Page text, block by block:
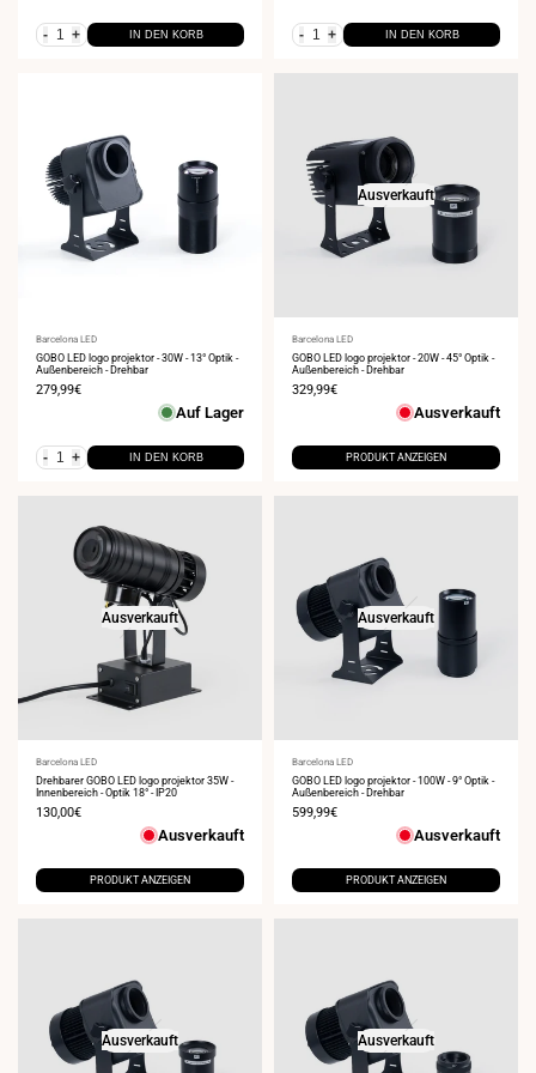
- + IN DEN KORB - + IN DEN KORB
Anbieter:
Barcelona LED
GOBO LED logo projektor - 30W - 13° Optik -
Außenbereich - Drehbar
Verkaufspreis
279,99€
Auf Lager
- + IN DEN KORB
Ausverkauft
Anbieter:
Barcelona LED
GOBO LED logo projektor - 20W - 45° Optik -
Außenbereich - Drehbar
Verkaufspreis
329,99€
Ausverkauft
PRODUKT ANZEIGEN
Ausverkauft
Anbieter:
Barcelona LED
Drehbarer GOBO LED logo projektor 35W -
Innenbereich - Optik 18° - IP20
Verkaufspreis
130,00€
Ausverkauft
PRODUKT ANZEIGEN
Ausverkauft
Anbieter:
Barcelona LED
GOBO LED logo projektor - 100W - 9° Optik -
Außenbereich - Drehbar
Verkaufspreis
599,99€
Ausverkauft
PRODUKT ANZEIGEN
Ausverkauft Ausverkauft